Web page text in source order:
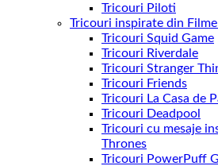
Tricouri Piloti
Tricouri inspirate din
Tricouri Squid Game
Tricouri Riverdale
Tricouri Stranger
Tricouri Friends
Tricouri La Casa de
Tricouri Deadpool
Tricouri cu mesaje
Thrones
Tricouri PowerPuff